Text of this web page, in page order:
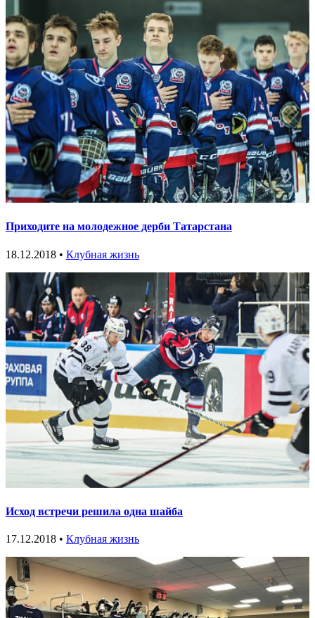
Приходите на молодежное дерби Татарстана
18.12.2018 • Клубная жизнь
Исход встречи решила одна шайба
17.12.2018 • Клубная жизнь